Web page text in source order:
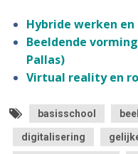
Hybride werken
Beeldende
Pallas)
Virtual reality en
basisschool
digitalisering